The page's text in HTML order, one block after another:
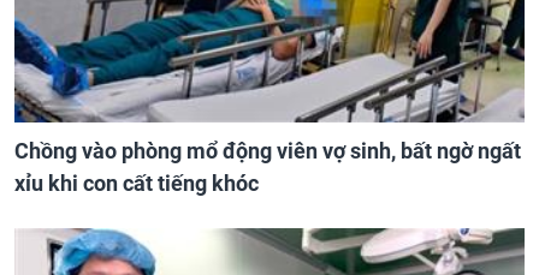
Chồng vào phòng mổ động viên vợ sinh, bất ngờ ngất
xỉu khi con cất tiếng khóc